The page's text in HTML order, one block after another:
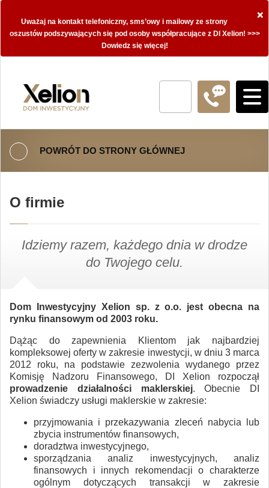
×
Uważaj na kontakt telefoniczny, sms’owy i mailowy ze strony
oszustów podszywających się pod osoby współpracujące z DI Xelion! >>>
Dowiedz się więcej!
POWRÓT DO STRONY GŁÓWNEJ
O firmie
Idziemy razem, każdego dnia w drodze
do Twojego celu.
Dom Inwestycyjny Xelion sp. z o.o. jest obecna na
rynku finansowym od 2003 roku.
Dążąc do zapewnienia Klientom jak najbardziej
kompleksowej oferty w zakresie inwestycji, w dniu 3 marca
2012 roku, na podstawie zezwolenia wydanego przez
Komisję Nadzoru Finansowego, DI Xelion rozpoczął
prowadzenie działalności maklerskiej. Obecnie DI
Xelion świadczy usługi maklerskie w zakresie:
przyjmowania i przekazywania zleceń nabycia lub
zbycia instrumentów finansowych,
doradztwa inwestycyjnego,
sporządzania analiz inwestycyjnych, analiz
finansowych i innych rekomendacji o charakterze
ogólnym dotyczących transakcji w zakresie